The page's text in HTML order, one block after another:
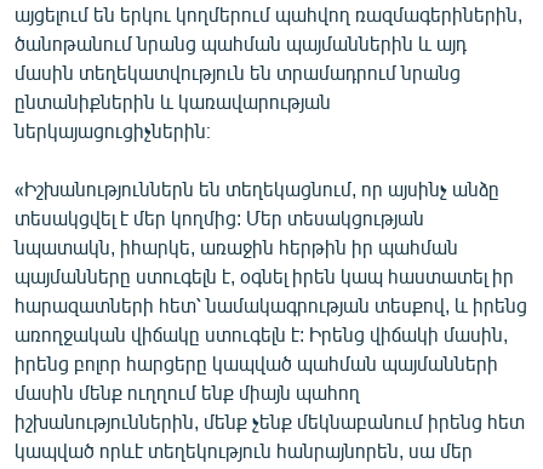
այցելում են երկու կողմերում պահվող ռազմագերիներին,
ծանոթանում նրանց պահման պայմաններին և այդ
մասին տեղեկատվություն են տրամադրում նրանց
ընտանիքներին և կառավարության
ներկայացուցիչներին։
«Իշխանություններն են տեղեկացնում, որ այսինչ անձը
տեսակցվել է մեր կողմից: Մեր տեսակցության
նպատակն, իհարկե, առաջին հերթին իր պահման
պայմանները ստուգելն է, օգնել իրեն կապ հաստատել իր
հարազատների հետ՝ նամակագրության տեսքով, և իրենց
առողջական վիճակը ստուգելն է: Իրենց վիճակի մասին,
իրենց բոլոր հարցերը կապված պահման պայմանների
մասին մենք ուղղում ենք միայն պահող
իշխանություններին, մենք չենք մեկնաբանում իրենց հետ
կապված որևէ տեղեկություն հանրայնորեն, սա մեր